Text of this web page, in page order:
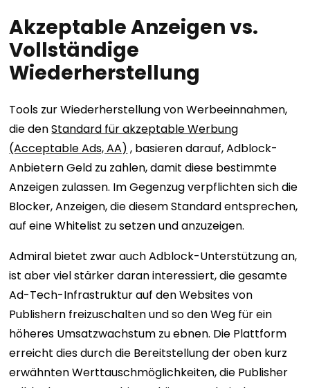
Akzeptable Anzeigen vs.
Vollständige
Wiederherstellung
Tools zur Wiederherstellung von Werbeeinnahmen,
die denStandard für akzeptable Werbung
(Acceptable Ads, AA) , basieren darauf, Adblock-
Anbietern Geld zu zahlen, damit diese bestimmte
Anzeigen zulassen. Im Gegenzug verpflichten sich die
Blocker, Anzeigen, die diesem Standard entsprechen,
auf eine Whitelist zu setzen und anzuzeigen.
Admiral bietet zwar auch Adblock-Unterstützung an,
ist aber viel stärker daran interessiert, die gesamte
Ad-Tech-Infrastruktur auf den Websites von
Publishern freizuschalten und so den Weg für ein
höheres Umsatzwachstum zu ebnen. Die Plattform
erreicht dies durch die Bereitstellung der oben kurz
erwähnten Werttauschmöglichkeiten, die Publisher